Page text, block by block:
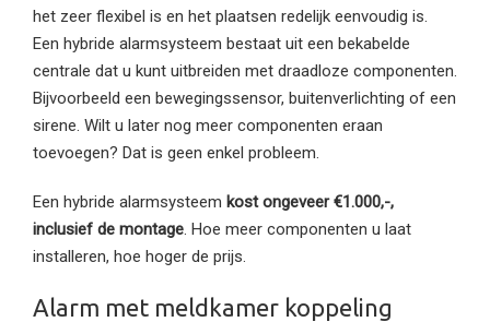
het zeer flexibel is en het plaatsen redelijk eenvoudig is.
Een hybride alarmsysteem bestaat uit een bekabelde
centrale dat u kunt uitbreiden met draadloze componenten.
Bijvoorbeeld een bewegingssensor, buitenverlichting of een
sirene. Wilt u later nog meer componenten eraan
toevoegen? Dat is geen enkel probleem.
Een hybride alarmsysteem kost ongeveer €1.000,-,
inclusief de montage . Hoe meer componenten u laat
installeren, hoe hoger de prijs.
Alarm met meldkamer koppeling